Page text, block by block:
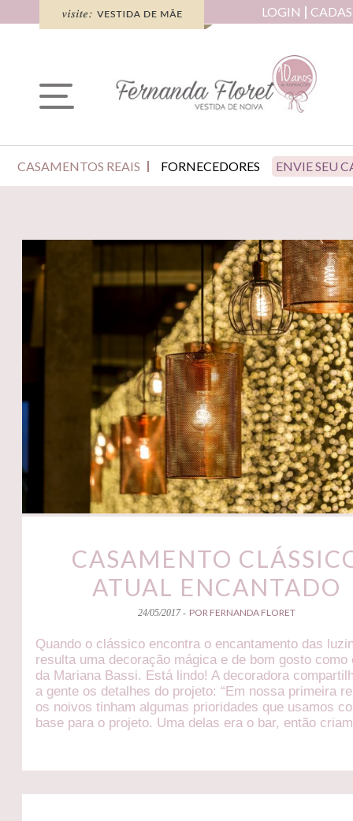
LOGIN
CASAMENTOS REAIS FORNECEDORES ENVIE SEU
CASAMENTO
ATUAL ENCANTADO
24/05/2017 - POR FERNANDA FLORET
Quando o clássico encontra o encantamento das
resulta uma decoração mágica e de bom gosto como
da Mariana Bassi. Está lindo! A decoradora
a gente os detalhes do projeto: “Em nossa primeira
os noivos tinham algumas prioridades que usamos
base para o projeto. Uma delas era o bar, então